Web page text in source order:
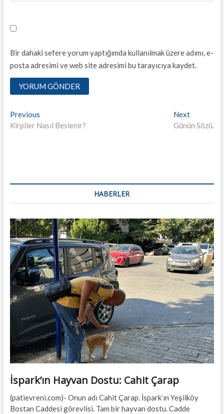
Bir dahaki sefere yorum yaptığımda kullanılmak üzere adımı, e-
posta adresimi ve web site adresimi bu tarayıcıya kaydet.
Yazı
dolaşımı
PreviousPrevious
post:
Kirpiler Nasıl Beslenir?
NextNext
post:
Günün Sözü.
HABERLER
İspark’ın Hayvan Dostu: Cahit Çarap
(patievreni.com)- Onun adı Cahit Çarap. İspark’ın Yeşilköy
Bostan Caddesi görevlisi. Tam bir hayvan dostu. Cadde